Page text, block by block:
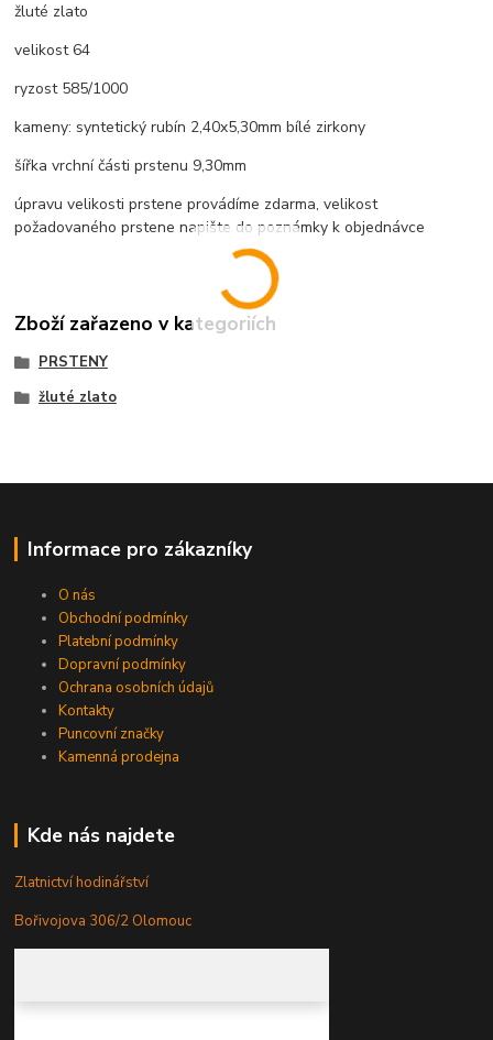
žluté zlato
velikost 64
ryzost 585/1000
kameny: syntetický rubín 2,40x5,30mm bílé zirkony
šířka vrchní části prstenu 9,30mm
úpravu velikosti prstene provádíme zdarma, velikost
požadovaného prstene napište do poznámky k objednávce
Zboží zařazeno v kategoriích
PRSTENY
žluté zlato
Informace pro zákazníky
O nás
Obchodní podmínky
Platební podmínky
Dopravní podmínky
Ochrana osobních údajů
Kontakty
Puncovní značky
Kamenná prodejna
Kde nás najdete
Zlatnictví hodinářství
Bořivojova 306/2 Olomouc